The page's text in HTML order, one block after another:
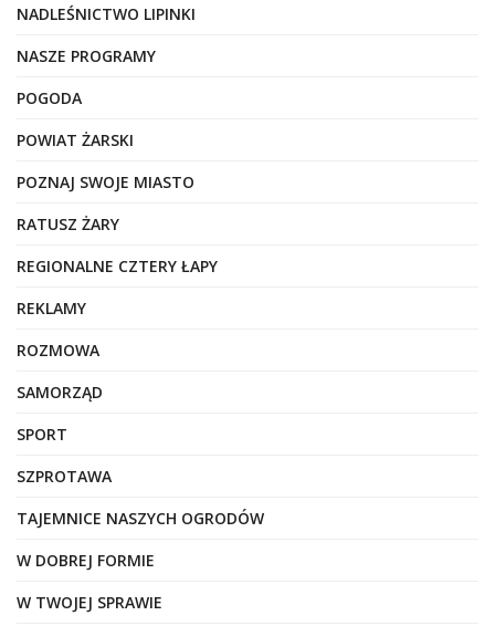
NADLEŚNICTWO LIPINKI
NASZE PROGRAMY
POGODA
POWIAT ŻARSKI
POZNAJ SWOJE MIASTO
RATUSZ ŻARY
REGIONALNE CZTERY ŁAPY
REKLAMY
ROZMOWA
SAMORZĄD
SPORT
SZPROTAWA
TAJEMNICE NASZYCH OGRODÓW
W DOBREJ FORMIE
W TWOJEJ SPRAWIE